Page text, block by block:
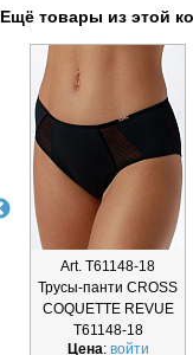
Ещё товары из этой
Art. Т61148-18
Трусы-панти CROSS
COQUETTE REVUE
Т61148-18
Цена: войти